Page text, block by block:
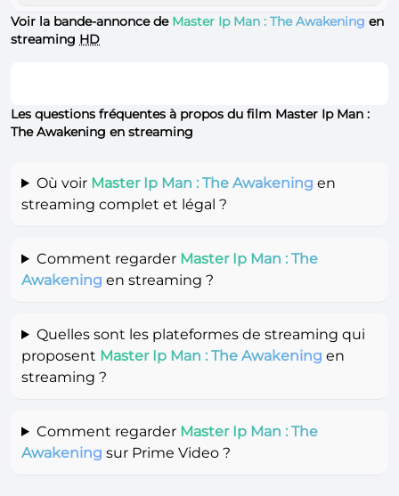
Voir la bande-annonce de Master Ip Man : The Awakening en
streaming HD
Les questions fréquentes à propos du film Master Ip Man :
The Awakening en streaming
Où voir Master Ip Man : The Awakening en
streaming complet et légal ?
Comment regarder Master Ip Man : The
Awakening en streaming ?
Quelles sont les plateformes de streaming qui
proposent Master Ip Man : The Awakening en
streaming ?
Comment regarder Master Ip Man : The
Awakening sur Prime Video ?